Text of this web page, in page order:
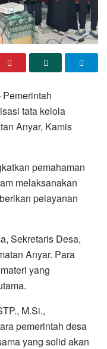
tata kelola
Anyar, Kamis
pemahaman
melaksanakan
pelayanan
Sekretaris Desa,
Anyar. Para
yang
M.Si.,
pemerintah desa
yang solid akan